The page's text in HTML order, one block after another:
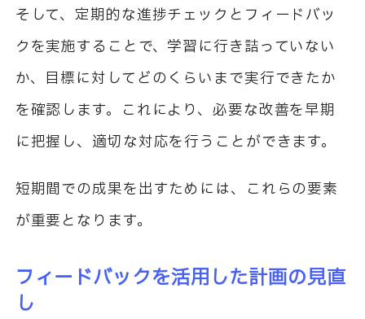
そして、定期的な進捗チェックとフィードバッ
クを実施することで、学習に行き詰っていない
か、目標に対してどのくらいまで実行できたか
を確認します。これにより、必要な改善を早期
に把握し、適切な対応を行うことができます。
短期間での成果を出すためには、これらの要素
が重要となります。
フィードバックを活用した計画の見直
し